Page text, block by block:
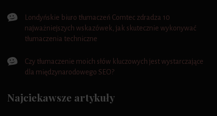
Londyńskie biuro tłumaczeń Comtec zdradza 10
najważniejszych wskazówek, jak skutecznie wykonywać
tłumaczenia techniczne
Czy tłumaczenie moich słów kluczowych jest wystarczające
dla międzynarodowego SEO?
Najciekawsze artykuły